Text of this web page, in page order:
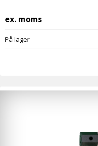
ex. moms
På lager